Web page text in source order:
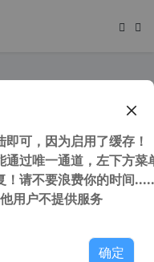
可，因为启用了缓存！
过唯一通道，左下方菜
！请不要浪费你的时间
用户不提供服务
确定